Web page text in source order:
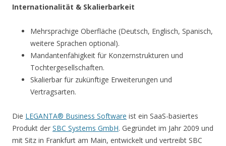
Internationalität & Skalierbarkeit
Mehrsprachige Oberfläche (Deutsch, Englisch, Spanisch,
weitere Sprachen optional).
Mandantenfähigkeit für Konzernstrukturen und
Tochtergesellschaften.
Skalierbar für zukünftige Erweiterungen und
Vertragsarten.
Die LEGANTA® Business Software ist ein SaaS-basiertes
Produkt der SBC Systems GmbH. Gegründet im Jahr 2009 und
mit Sitz in Frankfurt am Main, entwickelt und vertreibt SBC